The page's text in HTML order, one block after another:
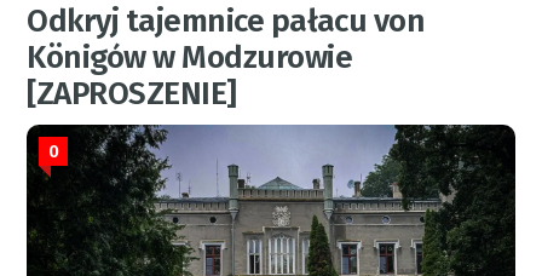
Odkryj tajemnice pałacu von
Königów w Modzurowie
[ZAPROSZENIE]
0